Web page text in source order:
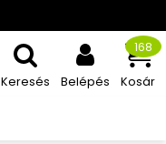
Keresés Belépés Kosár
168